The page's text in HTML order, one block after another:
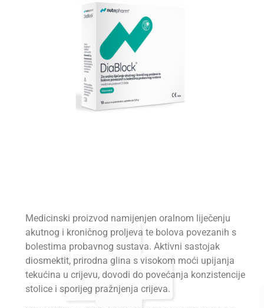
Medicinski proizvod namijenjen oralnom liječenju
akutnog i kroničnog proljeva te bolova povezanih s
bolestima probavnog sustava. Aktivni sastojak
diosmektit, prirodna glina s visokom moći upijanja
tekućina u crijevu, dovodi do povećanja konzistencije
stolice i sporijeg pražnjenja crijeva.